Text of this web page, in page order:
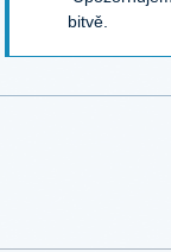
bitvě.